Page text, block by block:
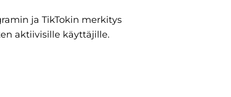
ja TikTokin merkitys
aktiivisille käyttäjille.